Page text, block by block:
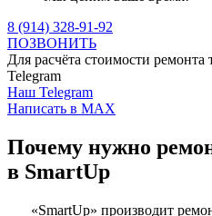
8 (914) 328-91-92
ПОЗВОНИТЬ
Для расчёта стоимости
Telegram
Наш Telegram
Написать в MAX
Почему нужно
в SmartUp
«SmartUp» производит